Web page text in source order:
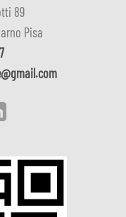
89
Pisa